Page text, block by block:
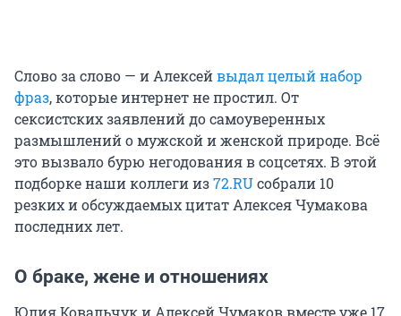
Слово за слово — и Алексейвыдал целый набор
фраз, которые интернет не простил. От
сексистских заявлений до самоуверенных
размышлений о мужской и женской природе. Всё
это вызвало бурю негодования в соцсетях. В этой
подборке наши коллеги из72.RUсобрали 10
резких и обсуждаемых цитат Алексея Чумакова
последних лет.
О браке, жене и отношениях
Юлия Ковальчук и Алексей Чумаков вместе уже 17